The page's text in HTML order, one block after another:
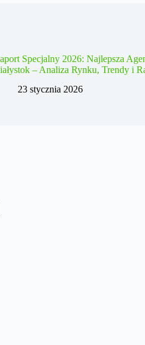
Specjalny 2026: Najlepsza
– Analiza Rynku, Trendy i
23 stycznia 2026